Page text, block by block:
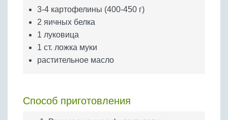
3-4 картофелины (400-450 г)
2 яичных белка
1 луковица
1 ст. ложка муки
растительное масло
Способ приготовления